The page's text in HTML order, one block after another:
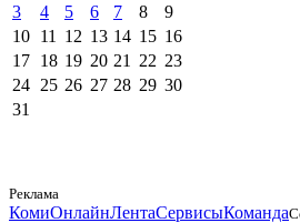
3
4 5 6 7 8
9
10 11 12 13 14 15 16
17 18 19 20 21 22 23
24 25 26 27 28 29 30
31
Реклама
КомиОнлайнЛентаСервисыКоманда